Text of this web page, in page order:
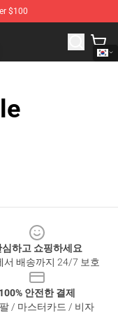
$100
Merchandise Store
심하고 쇼핑하세요
서 배송까지 24/7 보호
100% 안전한 결제
/ 마스터카드 / 비자